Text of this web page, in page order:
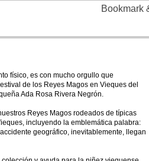
físico, es con mucho orgullo que
de los Reyes Magos en Vieques del
Ada Rosa Rivera Negrón.
Reyes Magos rodeados de típicas
incluyendo la emblemática palabra:
geográfico, inevitablemente, llegan